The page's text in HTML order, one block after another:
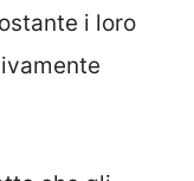
i loro